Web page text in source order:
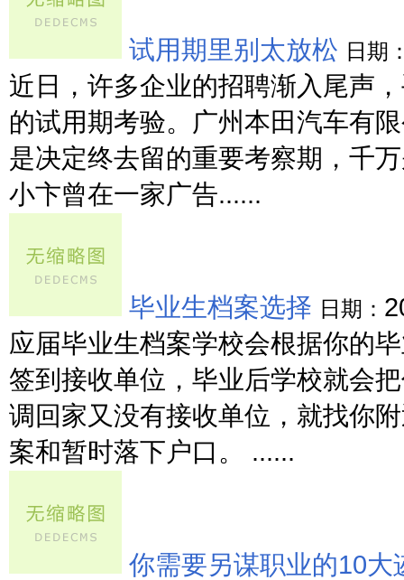
试用期里别太放松 日期
近日，许多企业的招聘渐入尾声
的试用期考验。广州本田汽车有
是决定终去留的重要考察期，千
小卞曾在一家广告......
毕业生档案选择 日期：
应届毕业生档案学校会根据你的
签到接收单位，毕业后学校就会
调回家又没有接收单位，就找你
案和暂时落下户口。 ......
你需要另谋职业的10大